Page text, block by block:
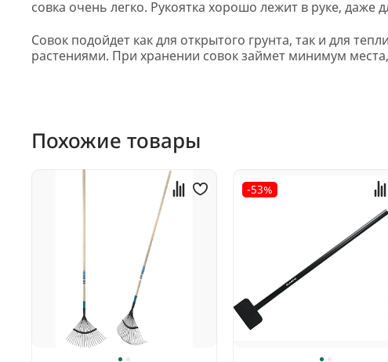
совка очень легко. Рукоятка хорошо лежит в руке,
Совок подойдет как для открытого грунта, так и для
растениями. При хранении совок займет минимум
Похожие товары
-53%